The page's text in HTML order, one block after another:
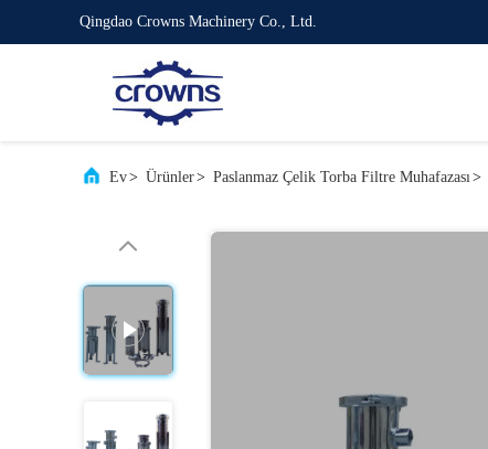
Qingdao Crowns Machinery Co., Ltd.
Ev> Ürünler> Paslanmaz Çelik Torba Filtre Muhafazası>